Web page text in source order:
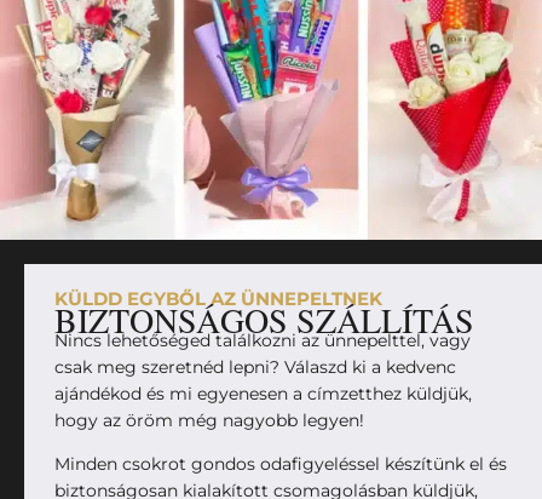
KÜLDD EGYBŐL AZ ÜNNEPELTNEK
BIZTONSÁGOS SZÁLLÍTÁS
Nincs lehetőséged találkozni az ünnepelttel, vagy
csak meg szeretnéd lepni? Válaszd ki a kedvenc
ajándékod és mi egyenesen a címzetthez küldjük,
hogy az öröm még nagyobb legyen!
Minden csokrot gondos odafigyeléssel készítünk el és
biztonságosan kialakított csomagolásban küldjük,